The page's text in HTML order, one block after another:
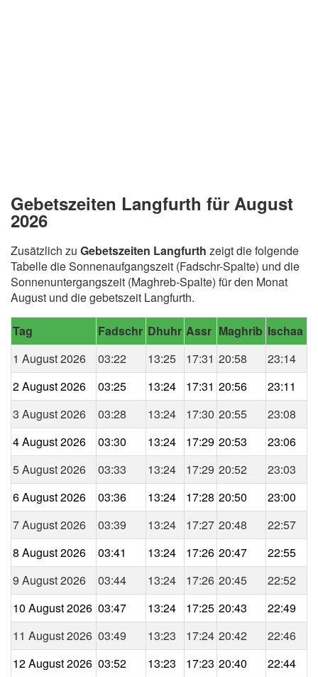
Gebetszeiten Langfurth für August
2026
Zusätzlich zu Gebetszeiten Langfurth zeigt die folgende
Tabelle die Sonnenaufgangszeit (Fadschr-Spalte) und die
Sonnenuntergangszeit (Maghreb-Spalte) für den Monat
August und die gebetszeit Langfurth.
Tag Fadschr Dhuhr Assr Maghrib Ischaa
1 August 2026
03:22 13:25 17:31 20:58
23:14
2 August 2026
03:25 13:24 17:31 20:56
23:11
3 August 2026
03:28 13:24 17:30 20:55
23:08
4 August 2026
03:30 13:24 17:29 20:53
23:06
5 August 2026
03:33 13:24 17:29 20:52
23:03
6 August 2026
03:36 13:24 17:28 20:50
23:00
7 August 2026
03:39 13:24 17:27 20:48
22:57
8 August 2026
03:41 13:24 17:26 20:47
22:55
9 August 2026
03:44 13:24 17:26 20:45
22:52
10 August 2026 03:47 13:24 17:25 20:43
22:49
11 August 2026 03:49 13:23 17:24 20:42
22:46
12 August 2026 03:52 13:23 17:23 20:40
22:44